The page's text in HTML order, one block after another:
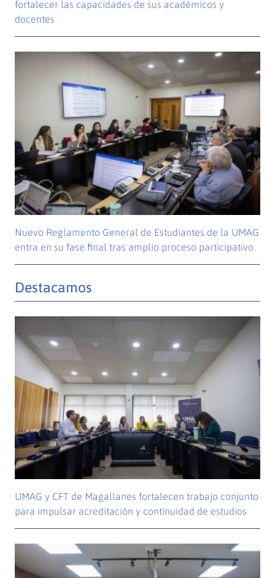
fortalecer las capacidades de sus académicos y
docentes
Nuevo Reglamento General de Estudiantes de la UMAG
entra en su fase final tras amplio proceso participativo
Destacamos
UMAG y CFT de Magallanes fortalecen trabajo conjunto
para impulsar acreditación y continuidad de estudios